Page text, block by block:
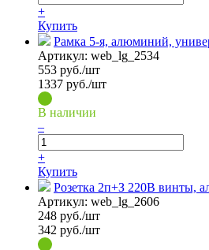
+
Купить
Рамка 5-я, алюминий,
Артикул: web_lg_2534
553 руб./шт
1337 руб./шт
В наличии
–
+
Купить
Розетка 2п+З 220В винты,
Артикул: web_lg_2606
248 руб./шт
342 руб./шт